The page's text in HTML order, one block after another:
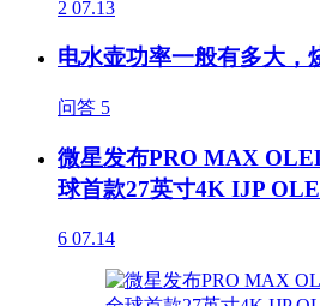
2 07.13
电水壶功率一般有多大，
问答 5
微星发布PRO MAX
球首款27英寸4K IJP
6 07.14